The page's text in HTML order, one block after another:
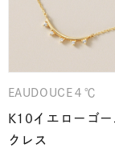
EAUDOUCE４℃
K10イエローゴ
クレス